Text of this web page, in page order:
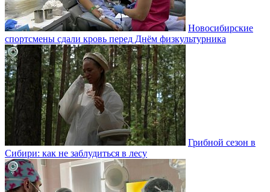
Новосибирские
спортсмены сдали кровь перед Днём физкультурника
Грибной сезон в
Сибири: как не заблудиться в лесу